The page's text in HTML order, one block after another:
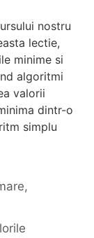
nostru
lectie,
minime si
algoritmi
valorii
dintr-o
simplu
,